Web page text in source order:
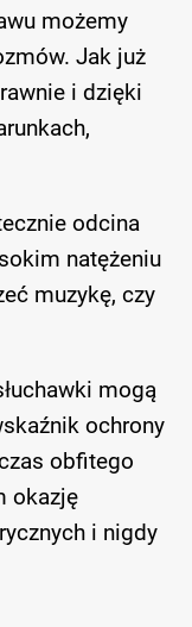
możemy
Jak już
i dzięki
odcina
natężeniu
muzykę, czy
mogą
ochrony
obfitego
okazję
i nigdy